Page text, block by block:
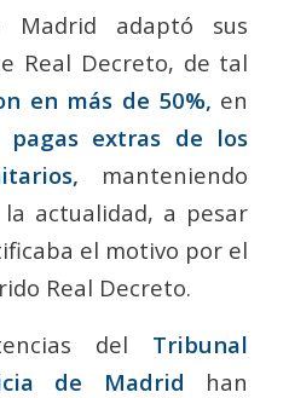
Madrid adaptó sus
Real Decreto, de tal
en más de 50%, en
pagas extras de los
manteniendo
actualidad, a pesar
el motivo por el
Real Decreto.
del Tribunal
de Madrid han